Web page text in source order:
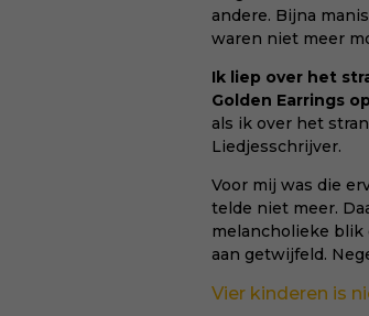
andere. Bijna
waren niet meer
Ik liep over het
Golden Earrings
als ik over het
Liedjesschrijver.
Voor mij was die
telde niet meer.
melancholieke blik
aan getwijfeld.
Vier kinderen is